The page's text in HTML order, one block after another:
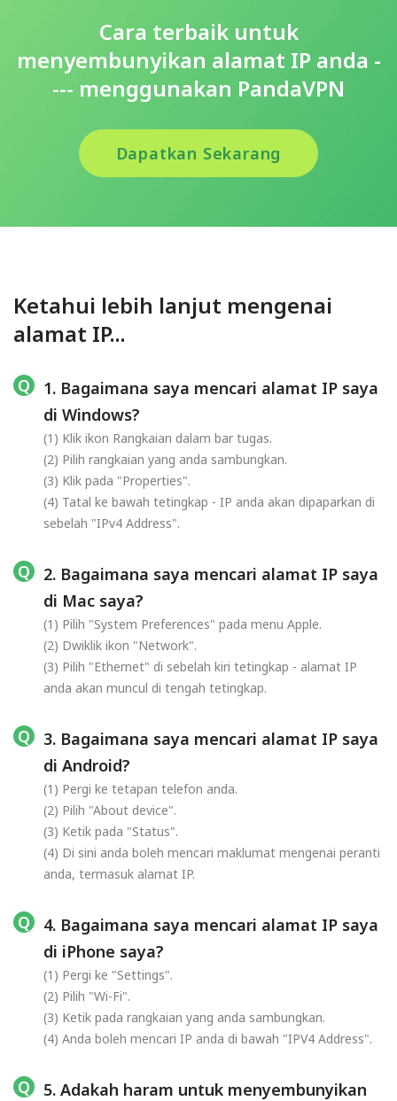
Cara terbaik untuk
menyembunyikan alamat IP anda -
--- menggunakan PandaVPN
Dapatkan Sekarang
Ketahui lebih lanjut mengenai
alamat IP...
1. Bagaimana saya mencari alamat IP saya
di Windows?
(1) Klik ikon Rangkaian dalam bar tugas.
(2) Pilih rangkaian yang anda sambungkan.
(3) Klik pada "Properties".
(4) Tatal ke bawah tetingkap - IP anda akan dipaparkan di
sebelah "IPv4 Address".
2. Bagaimana saya mencari alamat IP saya
di Mac saya?
(1) Pilih "System Preferences" pada menu Apple.
(2) Dwiklik ikon "Network".
(3) Pilih "Ethernet" di sebelah kiri tetingkap - alamat IP
anda akan muncul di tengah tetingkap.
3. Bagaimana saya mencari alamat IP saya
di Android?
(1) Pergi ke tetapan telefon anda.
(2) Pilih "About device".
(3) Ketik pada "Status".
(4) Di sini anda boleh mencari maklumat mengenai peranti
anda, termasuk alamat IP.
4. Bagaimana saya mencari alamat IP saya
di iPhone saya?
(1) Pergi ke "Settings".
(2) Pilih "Wi-Fi".
(3) Ketik pada rangkaian yang anda sambungkan.
(4) Anda boleh mencari IP anda di bawah "IPV4 Address".
5. Adakah haram untuk menyembunyikan